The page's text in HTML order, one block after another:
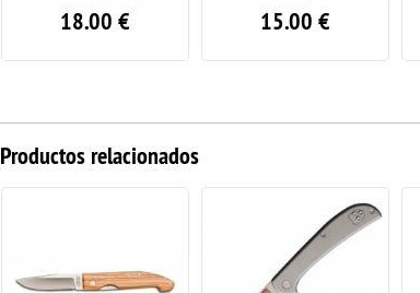
18.00 € 15.00 €
Productos relacionados